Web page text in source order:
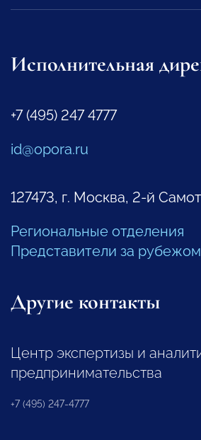
Исполнительная
+7 (495) 247 4777
id@opora.ru
127473, г. Москва, 2-й
Региональные отделения
Представители за рубежом
Другие контакты
Центр экспертизы и
предпринимательства
+7 (495) 247-4777